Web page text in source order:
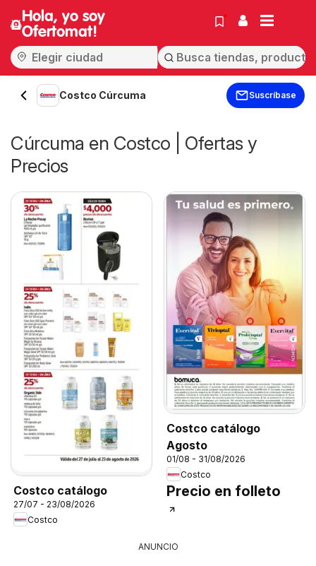
Hola, yo soy
Ofertomat!
Costco Cúrcuma Suscríbase
Cúrcuma en Costco | Ofertas y
Precios
Costco catálogo
27/07 - 23/08/2026
Costco
Costco catálogo
Agosto
01/08 - 31/08/2026
Costco
Precio en folleto
ANUNCIO